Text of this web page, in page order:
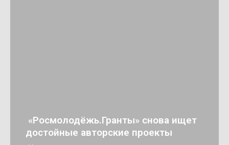
«Росмолодёжь.Гранты» снова ищет
достойные авторские проекты